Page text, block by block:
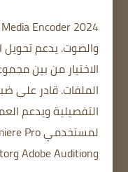
والصوت.يدعم
الاختيار من بين
الملفات.قادر على
التفصيليةويدعم
وAdobe Audition وAdobe Character Animator.